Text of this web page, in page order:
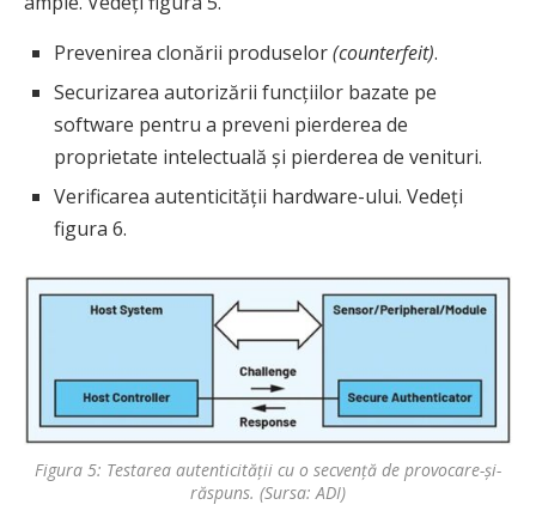
Prevenirea clonării produselor(counterfeit).
Securizarea autorizării funcțiilor bazate pe
software pentru a preveni pierderea de
proprietate intelectuală și pierderea de venituri.
Verificarea autenticității hardware-ului. Vedeți
figura 6.
Figura 5: Testarea autenticității cu o secvență de provocare-și-
răspuns. (Sursa: ADI)